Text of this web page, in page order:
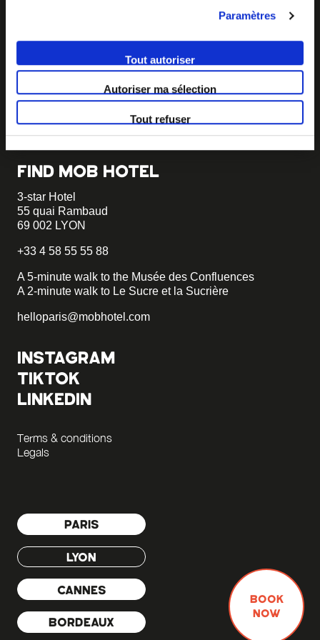
Paramètres
Tout autoriser
Autoriser ma sélection
Tout refuser
BOOK
NOW
If you want to create your own MOB HOTEL and belong
to our movement,just write to us and tell us about your
project, we will tell you how to become MOB.
FIND MOB HOTEL
3-star Hotel
55 quai Rambaud
69 002 LYON
+33 4 58 55 55 88
A 5-minute walk to the Musée des Confluences
A 2-minute walk to Le Sucre et la Sucrière
helloparis@mobhotel.com
INSTAGRAM
TIKTOK
LINKEDIN
Terms & conditions
Legals
PARIS
LYON
CANNES
BORDEAUX